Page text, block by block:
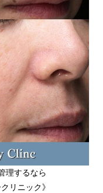
理するなら
リニック》